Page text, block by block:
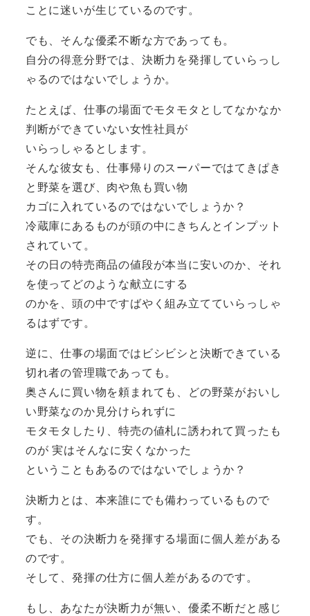
ことに迷いが生じているのです。
でも、そんな優柔不断な方であっても。
自分の得意分野では、決断力を発揮していらっし
ゃるのではないでしょうか。
たとえば、仕事の場面でモタモタとしてなかなか
判断ができていない女性社員が
いらっしゃるとします。
そんな彼女も、仕事帰りのスーパーではてきぱき
と野菜を選び、肉や魚も買い物
カゴに入れているのではないでしょうか？
冷蔵庫にあるものが頭の中にきちんとインプット
されていて。
その日の特売商品の値段が本当に安いのか、それ
を使ってどのような献立にする
のかを、頭の中ですばやく組み立てていらっしゃ
るはずです。
逆に、仕事の場面ではビシビシと決断できている
切れ者の管理職であっても。
奥さんに買い物を頼まれても、どの野菜がおいし
い野菜なのか見分けられずに
モタモタしたり、特売の値札に誘われて買ったも
のが 実はそんなに安くなかった
ということもあるのではないでしょうか？
決断力とは、本来誰にでも備わっているもので
す。
でも、その決断力を発揮する場面に個人差がある
のです。
そして、発揮の仕方に個人差があるのです。
もし、あなたが決断力が無い、優柔不断だと感じ